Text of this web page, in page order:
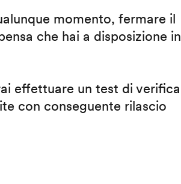
momento, fermare il
che hai a disposizione in
effettuare un test di verifica
con conseguente rilascio